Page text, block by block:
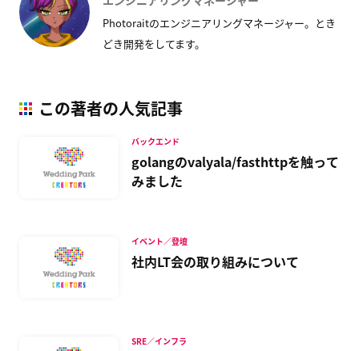
Photoraitのエンジニアリングマネージャー。とき
どき開発をしてます。
この著者の人気記事
golangのvalyala/fasthttpを触って
みました
バックエンド
社内LT会の取り組みについて
イベント／登壇
SRE／インフラ